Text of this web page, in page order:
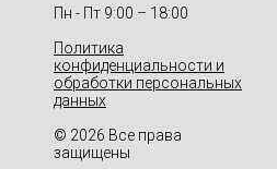
Пн - Пт 9:00 – 18:00
Политика
конфиденциальности и
обработки персональных
данных
© 2026 Все права
защищены